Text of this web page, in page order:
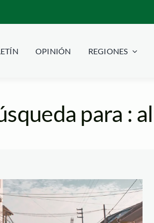
OPINIÓN REGIONES
para :